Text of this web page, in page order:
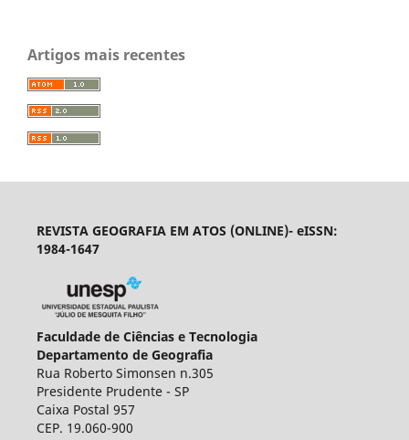
Artigos mais recentes
REVISTA GEOGRAFIA EM ATOS (ONLINE)- eISSN:
1984-1647
Faculdade de Ciências e Tecnologia
Departamento de Geografia
Rua Roberto Simonsen n.305
Presidente Prudente - SP
Caixa Postal 957
CEP. 19.060-900